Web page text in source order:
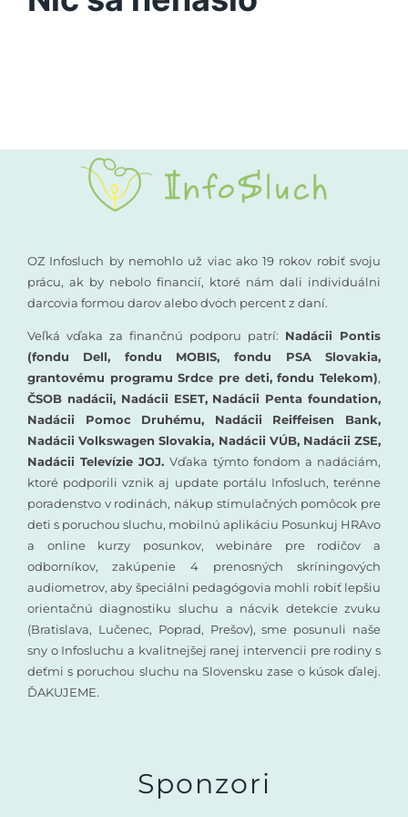
Vyšetrenia sluchu
Rané poradenstvo
Vzdelávanie
OZ Infosluch by nemohlo už viac ako 19 rokov robiť svoju
prácu, ak by nebolo financií, ktoré nám dali individuálni
darcovia formou darov alebo dvoch percent z daní.
Veľká vďaka za finančnú podporu patrí: Nadácii Pontis
(fondu Dell, fondu MOBIS, fondu PSA Slovakia,
grantovému programu Srdce pre deti, fondu Telekom),
ČSOB nadácii, Nadácii ESET, Nadácii Penta foundation,
Nadácii Pomoc Druhému, Nadácii Reiffeisen Bank,
Nadácii Volkswagen Slovakia, Nadácii VÚB, Nadácii ZSE,
Nadácii Televízie JOJ.Vďaka týmto fondom a nadáciám,
ktoré podporili vznik aj update portálu Infosluch, terénne
poradenstvo v rodinách, nákup stimulačných pomôcok pre
deti s poruchou sluchu, mobilnú aplikáciu Posunkuj HRAvo
a online kurzy posunkov, webináre pre rodičov a
odborníkov, zakúpenie 4 prenosných skríningových
audiometrov, aby špeciálni pedagógovia mohli robiť lepšiu
orientačnú diagnostiku sluchu a nácvik detekcie zvuku
(Bratislava, Lučenec, Poprad, Prešov), sme posunuli naše
sny o Infosluchu a kvalitnejšej ranej intervencii pre rodiny s
deťmi s poruchou sluchu na Slovensku zase o kúsok ďalej.
ĎAKUJEME.
Sponzori